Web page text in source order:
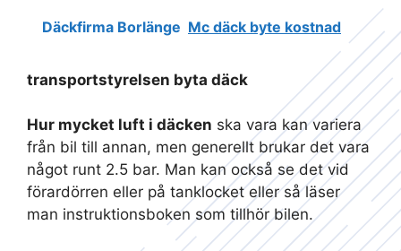
Däckfirma Borlänge Mc däck byte kostnad
transportstyrelsen byta däck
Hur mycket luft i däcken ska vara kan variera
från bil till annan, men generellt brukar det vara
något runt 2.5 bar. Man kan också se det vid
förardörren eller på tanklocket eller så läser
man instruktionsboken som tillhör bilen.